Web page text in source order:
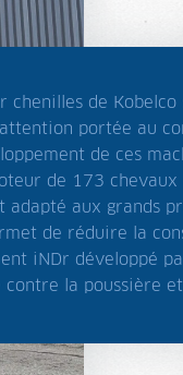
chenilles de
portée au
de ces
de 173
adapté aux grands
de réduire la
iNDr développé
contre la poussière